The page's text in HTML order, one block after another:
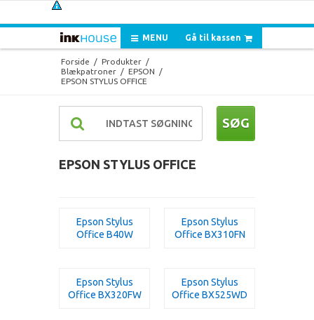
Gå til kassen
MENU
Forside / Produkter /
Blækpatroner / EPSON
/
EPSON STYLUS OFFICE
SØG
EPSON STYLUS OFFICE
Epson Stylus
Office B40W
Epson Stylus
Office BX310FN
Epson Stylus
Office BX320FW
Epson Stylus
Office BX525WD